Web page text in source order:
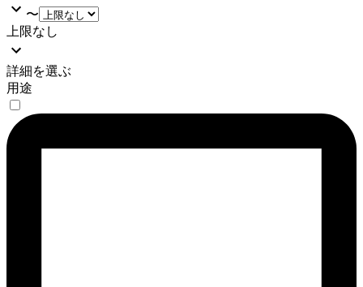
〜
上限なし
詳細を選ぶ
用途